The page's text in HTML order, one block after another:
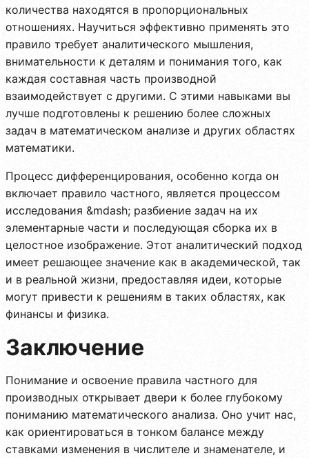
количества находятся в пропорциональных
отношениях. Научиться эффективно применять это
правило требует аналитического мышления,
внимательности к деталям и понимания того, как
каждая составная часть производной
взаимодействует с другими. С этими навыками вы
лучше подготовлены к решению более сложных
задач в математическом анализе и других областях
математики.
Процесс дифференцирования, особенно когда он
включает правило частного, является процессом
исследования &mdash; разбиение задач на их
элементарные части и последующая сборка их в
целостное изображение. Этот аналитический подход
имеет решающее значение как в академической, так
и в реальной жизни, предоставляя идеи, которые
могут привести к решениям в таких областях, как
финансы и физика.
Заключение
Понимание и освоение правила частного для
производных открывает двери к более глубокому
пониманию математического анализа. Оно учит нас,
как ориентироваться в тонком балансе между
ставками изменения в числителе и знаменателе, и